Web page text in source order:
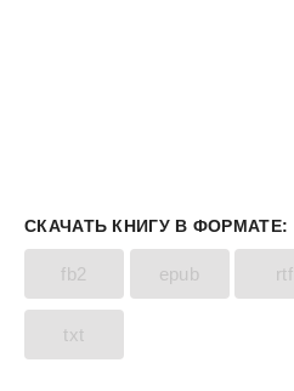
СКАЧАТЬ КНИГУ В ФОРМАТЕ:
fb2 epub rtf
txt